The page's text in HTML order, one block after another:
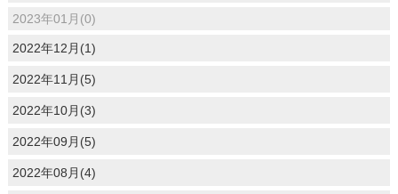
2023年01月(0)
2022年12月(1)
2022年11月(5)
2022年10月(3)
2022年09月(5)
2022年08月(4)